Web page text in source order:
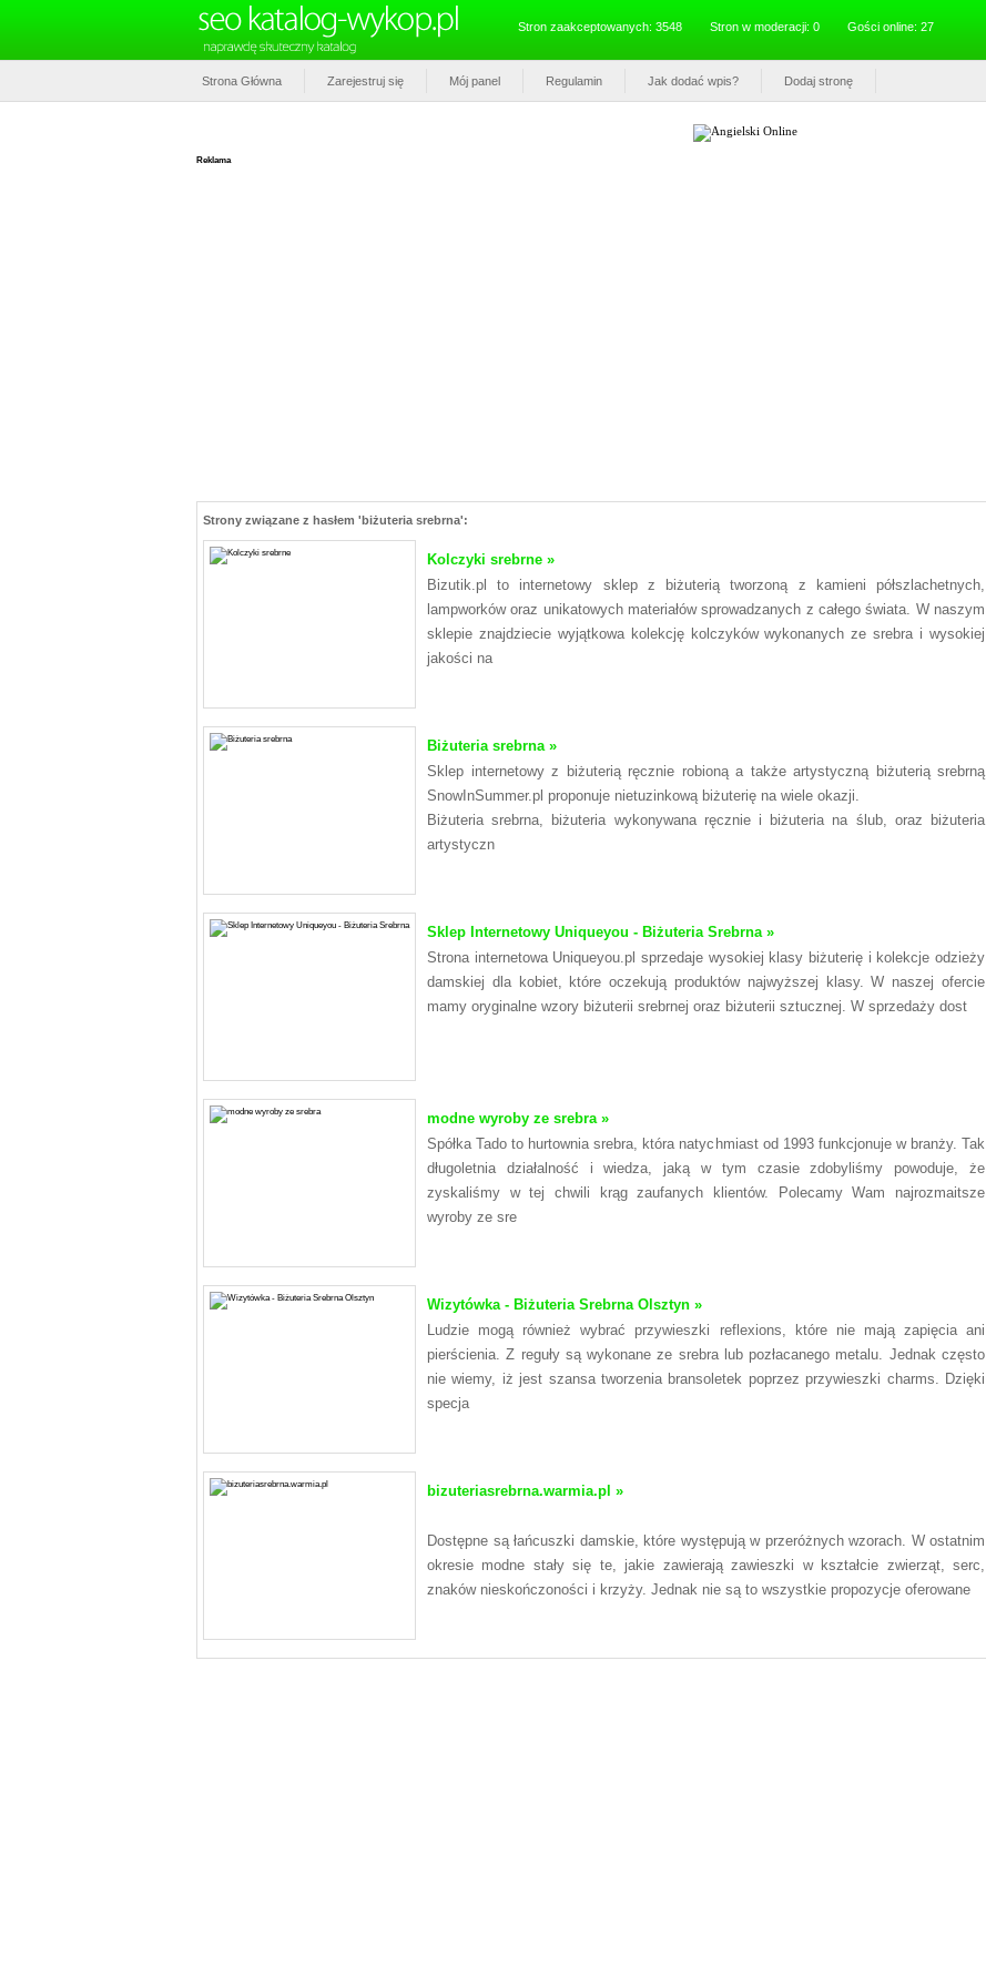
Stron zaakceptowanych: 3548 Stron w moderacji: 0 Gości online: 27
Strona Główna Zarejestruj się Mój panel Regulamin Jak dodać wpis? Dodaj stronę
Reklama
Strony związane z hasłem 'biżuteria srebrna':
Kolczyki srebrne »
Bizutik.pl to internetowy sklep z biżuterią tworzoną z kamieni półszlachetnych,
lampworków oraz unikatowych materiałów sprowadzanych z całego świata. W naszym
sklepie znajdziecie wyjątkowa kolekcję kolczyków wykonanych ze srebra i wysokiej
jakości na
Biżuteria srebrna »
Sklep internetowy z biżuterią ręcznie robioną a także artystyczną biżuterią srebrną
SnowInSummer.pl proponuje nietuzinkową biżuterię na wiele okazji.
Biżuteria srebrna, biżuteria wykonywana ręcznie i biżuteria na ślub, oraz biżuteria
artystyczn
Sklep Internetowy Uniqueyou - Biżuteria Srebrna »
Strona internetowa Uniqueyou.pl sprzedaje wysokiej klasy biżuterię i kolekcje odzieży
damskiej dla kobiet, które oczekują produktów najwyższej klasy. W naszej ofercie
mamy oryginalne wzory biżuterii srebrnej oraz biżuterii sztucznej. W sprzedaży dost
modne wyroby ze srebra »
Spółka Tado to hurtownia srebra, która natychmiast od 1993 funkcjonuje w branży. Tak
długoletnia działalność i wiedza, jaką w tym czasie zdobyliśmy powoduje, że
zyskaliśmy w tej chwili krąg zaufanych klientów. Polecamy Wam najrozmaitsze
wyroby ze sre
Wizytówka - Biżuteria Srebrna Olsztyn »
Ludzie mogą również wybrać przywieszki reflexions, które nie mają zapięcia ani
pierścienia. Z reguły są wykonane ze srebra lub pozłacanego metalu. Jednak często
nie wiemy, iż jest szansa tworzenia bransoletek poprzez przywieszki charms. Dzięki
specja
bizuteriasrebrna.warmia.pl »
Dostępne są łańcuszki damskie, które występują w przeróżnych wzorach. W ostatnim
okresie modne stały się te, jakie zawierają zawieszki w kształcie zwierząt, serc,
znaków nieskończoności i krzyży. Jednak nie są to wszystkie propozycje oferowane